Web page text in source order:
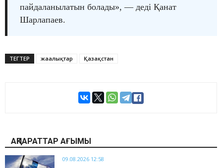
пайдаланылатын болады», — деді Қанат
Шарлапаев.
ТЕГТЕР жаңалықтар Қазақстан
АҚПАРАТТАР АҒЫМЫ
09.08.2026 12:58